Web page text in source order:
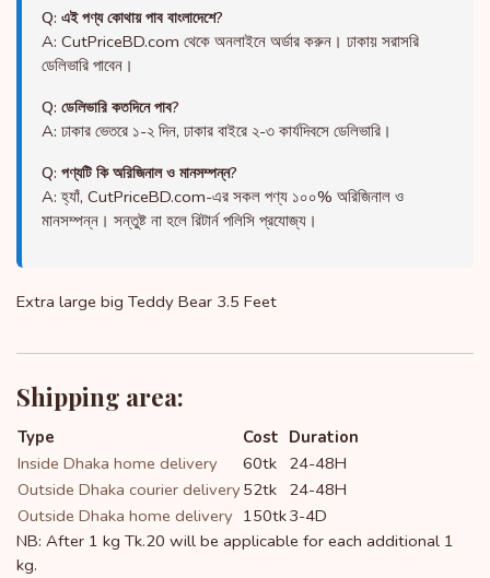
Q: এই পণ্য কোথায় পাব বাংলাদেশে?
A: CutPriceBD.com থেকে অনলাইনে অর্ডার করুন। ঢাকায় সরাসরি
ডেলিভারি পাবেন।
Q: ডেলিভারি কতদিনে পাব?
A: ঢাকার ভেতরে ১-২ দিন, ঢাকার বাইরে ২-৩ কার্যদিবসে ডেলিভারি।
Q: পণ্যটি কি অরিজিনাল ও মানসম্পন্ন?
A: হ্যাঁ, CutPriceBD.com-এর সকল পণ্য ১০০% অরিজিনাল ও
মানসম্পন্ন। সন্তুষ্ট না হলে রিটার্ন পলিসি প্রযোজ্য।
Extra large big Teddy Bear 3.5 Feet
Shipping area:
Type Cost Duration
Inside Dhaka home delivery
60tk 24-48H
Outside Dhaka courier delivery52tk 24-48H
Outside Dhaka home delivery 150tk3-4D
NB: After 1 kg Tk.20 will be applicable for each additional 1
kg.